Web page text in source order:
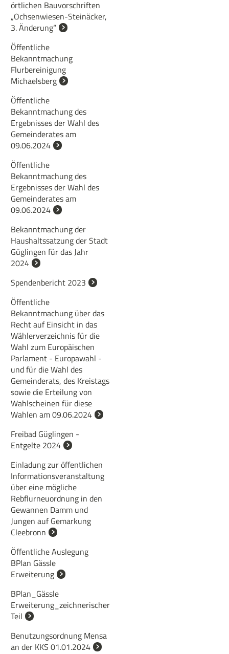
örtlichen Bauvorschriften
„Ochsenwiesen-Steinäcker,
3. Änderung“
Öffentliche
Bekanntmachung
Flurbereinigung
Michaelsberg
Öffentliche
Bekanntmachung des
Ergebnisses der Wahl des
Gemeinderates am
09.06.2024
Öffentliche
Bekanntmachung des
Ergebnisses der Wahl des
Gemeinderates am
09.06.2024
Bekanntmachung der
Haushaltssatzung der Stadt
Güglingen für das Jahr
2024
Spendenbericht 2023
Öffentliche
Bekanntmachung über das
Recht auf Einsicht in das
Wählerverzeichnis für die
Wahl zum Europäischen
Parlament - Europawahl -
und für die Wahl des
Gemeinderats, des Kreistags
sowie die Erteilung von
Wahlscheinen für diese
Wahlen am 09.06.2024
Freibad Güglingen -
Entgelte 2024
Einladung zur öffentlichen
Informationsveranstaltung
über eine mögliche
Rebflurneuordnung in den
Gewannen Damm und
Jungen auf Gemarkung
Cleebronn
Öffentliche Auslegung
BPlan Gässle
Erweiterung
BPlan_Gässle
Erweiterung_zeichnerischer
Teil
Benutzungsordnung Mensa
an der KKS 01.01.2024